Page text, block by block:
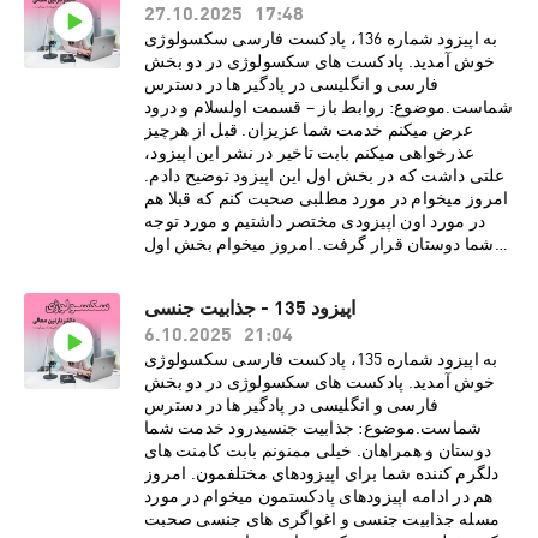
جنسی· مرور زمان میتواند باور ها و اعتقادات
مارا نسبت به کینکی بودن نوع رابطه ای تغییر
دهد· ریشه های کینک های جنسی در
افراد· تفاوت میان فتیش و کینک در
چیست· لزوم داشتن رضایت مشتاقانه از پارتنر
برای انجام کینک و رفتار های جنسیدرباره دکتر نازنین
معالیدکتر نازنین معالی، روانشناس بالینی و
پژوهشگر روابط جنسی، دارای بورد فوق تخصصی در
بیمارستان کایزر هستند. هم اکنون مطب ایشان در
شهر لس آنجلس به صورت ویدیو تراپی، پذیرای
درمان مدد جویان می باشد. دکتر معالی با مطالعات و
تجربیات و دانسته های خود از طریق رسانه های
اجتماعی برای عموم مخاطبین فارسی زبان
هستند.اسپانسر
پادکست:https://www.promescent.com/?
utm_campaign=sex15_promo&utm_medium=p
odcast Go HERE to save 15% off your first
order. سایت انگلیسی پادکست
سکسولوژی:http://www.sexologypodcast.comچ
ک لیست رایگانِ 75 روش برای گرم کردن رابطه
زناشویی:https://zaya.io/z0dvyچک لیست رایگانِ
27.10.2025
17:48
به اپیزود شماره 136، پادکست فارسی سکسولوژی
خوش آمدید. پادکست های سکسولوژی در دو بخش
فارسی و انگلیسی در پادگیر ها در دسترس
شماست.موضوع: روابط باز – قسمت اولسلام و درود
عرض میکنم خدمت شما عزیزان. قبل از هرچیز
عذرخواهی میکنم بابت تاخیر در نشر این اپیزود،
علتی داشت که در بخش اول این اپیزود توضیح دادم.
امروز میخوام در مورد مطلبی صحبت کنم که قبلا هم
در مورد اون اپیزودی مختصر داشتیم و مورد توجه
شما دوستان قرار گرفت. امروز میخوام بخش اول
شود به موارد زیر اشاره کرد:· انواع روابط باز چه
تعریف و چه محدودیتی دارد· این گونه روابط
برای چه افرادی خوب و برای چه افرادی نا مناسب
است· تفاوت روابط باز نوین با چند همسری در
سنت اسلام چیست؟· بررسی احساسات مثبت و
منفی زوجین در روابط باز· بررسی تجربیات
افرادی که در این گونه روابط بوده انددرباره دکتر
نازنین معالیدکتر نازنین معالی، روانشناس بالینی و
پژوهشگر روابط جنسی، دارای بورد فوق تخصصی در
بیمارستان کایزر هستند. هم اکنون مطب ایشان در
اپیزود 135 - جذابیت جنسی
6.10.2025
21:04
به اپیزود شماره 135، پادکست فارسی سکسولوژی
خوش آمدید. پادکست های سکسولوژی در دو بخش
فارسی و انگلیسی در پادگیر ها در دسترس
شماست.موضوع: جذابیت جنسیدرود خدمت شما
دوستان و همراهان. خیلی ممنونم بابت کامنت های
دلگرم کننده شما برای اپیزودهای مختلفمون. امروز
هم در ادامه اپیزودهای پادکستمون میخوام در مورد
مسله جذابیت جنسی و اغواگری های جنسی صحبت